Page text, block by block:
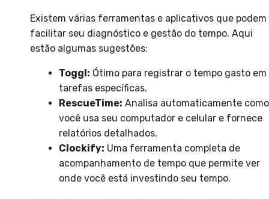
Existem várias ferramentas e aplicativos que podem
facilitar seu diagnóstico e gestão do tempo. Aqui
estão algumas sugestões:
Toggl: Ótimo para registrar o tempo gasto em
tarefas específicas.
RescueTime: Analisa automaticamente como
você usa seu computador e celular e fornece
relatórios detalhados.
Clockify: Uma ferramenta completa de
acompanhamento de tempo que permite ver
onde você está investindo seu tempo.